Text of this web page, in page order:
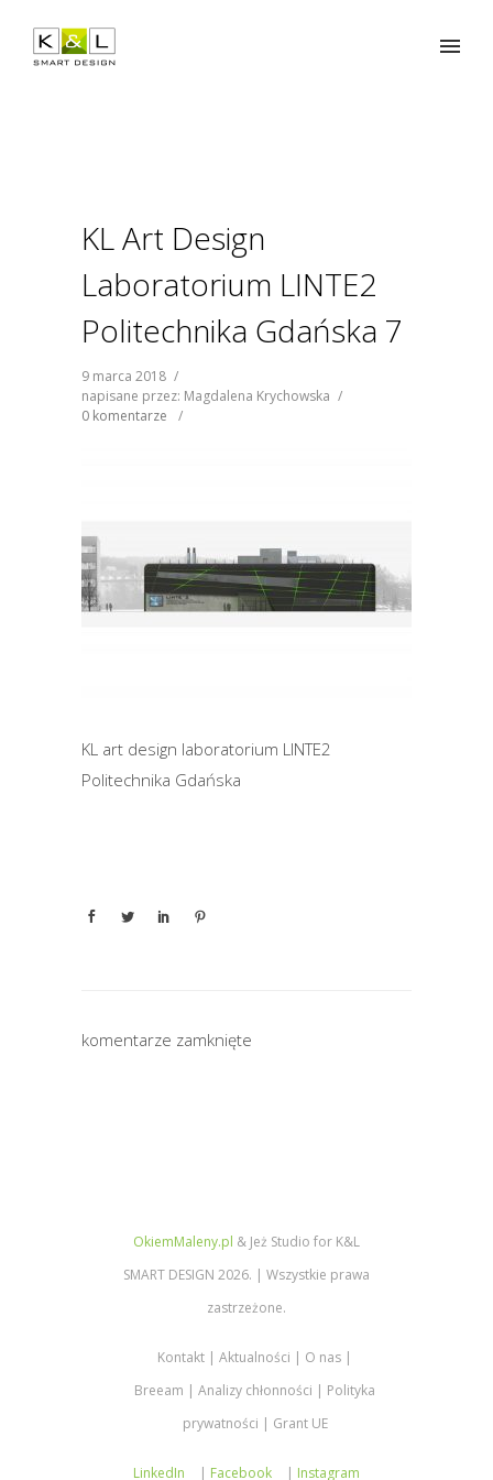
KL Art Design
Laboratorium LINTE2
Politechnika Gdańska 7
9 marca 2018 /
napisane przez: Magdalena Krychowska /
0 komentarze
/
KL art design laboratorium LINTE2
Politechnika Gdańska
komentarze zamknięte
OkiemMaleny.pl & Jeż Studio for K&L
SMART DESIGN 2026. | Wszystkie prawa
zastrzeżone.
Kontakt Aktualności
O nas
Breeam
Analizy chłonności
Polityka
prywatności
Grant UE
LinkedIn | Facebook | Instagram